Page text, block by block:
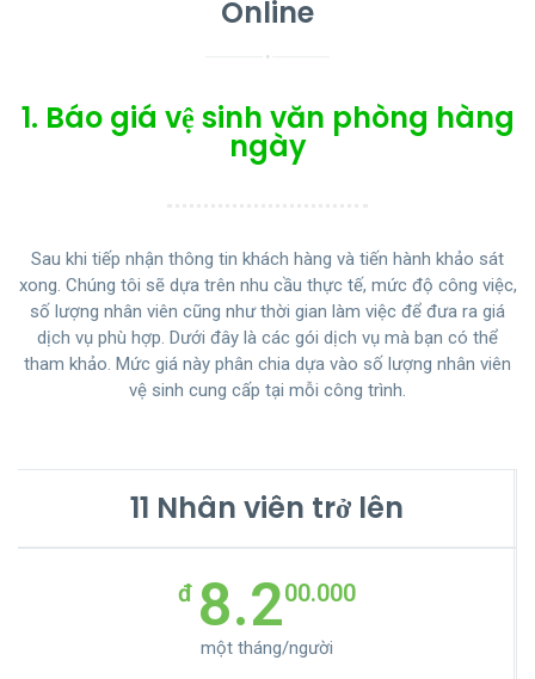
Online
1. Báo giá vệ sinh văn phòng hàng
ngày
Sau khi tiếp nhận thông tin khách hàng và tiến hành khảo sát
xong. Chúng tôi sẽ dựa trên nhu cầu thực tế, mức độ công việc,
số lượng nhân viên cũng như thời gian làm việc để đưa ra giá
dịch vụ phù hợp. Dưới đây là các gói dịch vụ mà bạn có thể
tham khảo. Mức giá này phân chia dựa vào số lượng nhân viên
vệ sinh cung cấp tại mỗi công trình.
5-10 Nhân viên
đ 8.400.000
một tháng/người